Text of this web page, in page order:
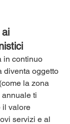
in continuo
diventa oggetto
la zona
annuale ti
il valore
servizi e al